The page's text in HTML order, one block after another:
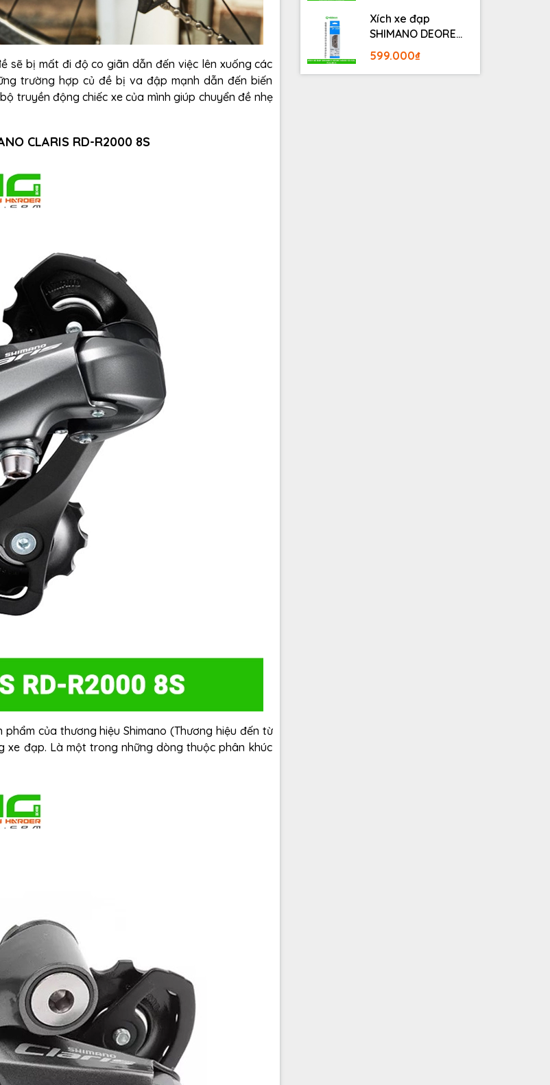
sẽ bị mất đi độ co giãn dẫn đến việc lên xuống các
trường hợp củ đề bị va đập mạnh dẫn đến biến
truyền động chiếc xe của mình giúp chuyển đề nhẹ
CLARIS RD-R2000 8S
phẩm của thương hiệu Shimano (Thương hiệu đến từ
đạp. Là một trong những dòng thuộc phân khúc
Xích xe đạp
SHIMANO DEORE
M6100 12S 126L
Fullbox
599.000₫